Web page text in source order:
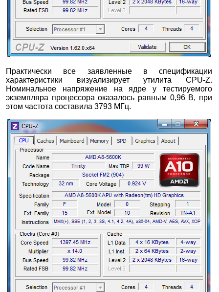
Практически все заявленные в спецификации
характеристики визуализирует утилита CPU-Z.
Номинальное напряжение на ядре у тестируемого
экземпляра процессора оказалось равным 0,96 В, при
этом частота составила 3793 МГц.